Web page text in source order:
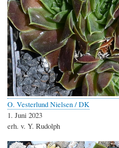
O. Vesterlund Nielsen / DK
1. Juni 2023
erh. v. Y. Rudolph